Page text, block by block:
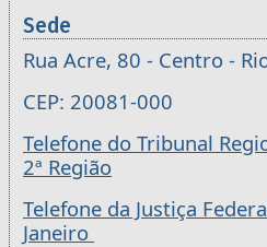
Sede
Rua Acre, 80 - Centro -
CEP: 20081-000
Telefone do Tribunal
2ª Região
Telefone da Justiça
Janeiro